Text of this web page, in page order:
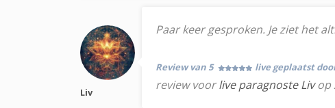
Liv
Paar keer gesproken. Je ziet het
Review van 5 live geplaatst
review voorlive paragnoste Livop